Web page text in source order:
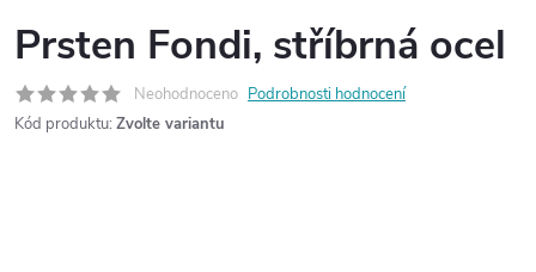
Prsten Fondi, stříbrná ocel
Neohodnoceno Podrobnosti hodnocení
Kód produktu: Zvolte variantu